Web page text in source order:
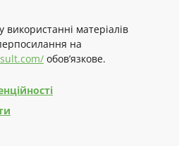
матеріалів
на
обов’язкове.